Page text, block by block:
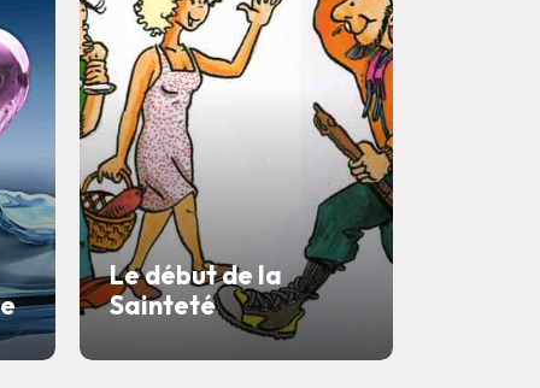
Le début de la
Sainteté